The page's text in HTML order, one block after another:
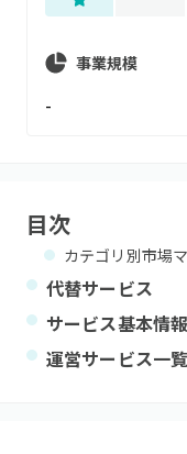
事業規模
-
目次
カテゴリ別市場
代替サービス
サービス基本情報
運営サービス一覧